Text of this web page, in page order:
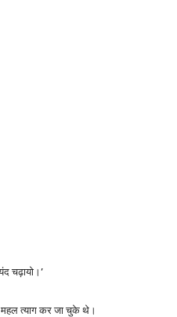
चढ़ायो।’
त्याग कर जा चुके थे।